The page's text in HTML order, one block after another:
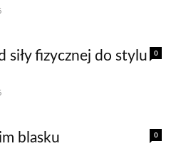
0
siły fizycznej do stylu
0
blasku